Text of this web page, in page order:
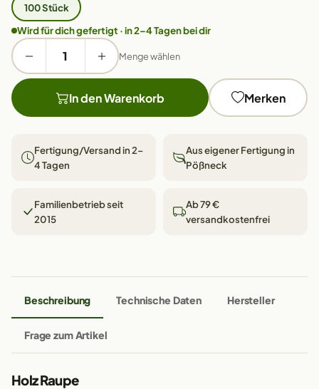
100 Stück
Wird für dich gefertigt · in 2–4 Tagen bei dir
Menge wählen
In den Warenkorb Merken
Fertigung/Versand in 2–
4 Tagen
Aus eigener Fertigung in
Pößneck
Familienbetrieb seit
2015
Ab 79 €
versandkostenfrei
Beschreibung Technische Daten Hersteller
Frage zum Artikel
Holz Raupe